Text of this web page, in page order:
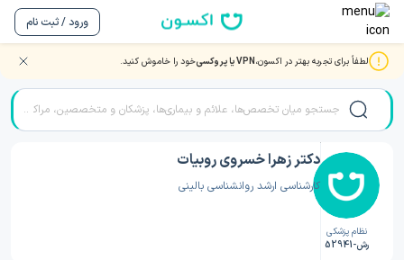
ورود / ثبت نام
لطفاً برای تجربه بهتر در اکسون،VPN یا پروکسی خود را خاموش کنید. صفحه اصلی/دکتر روانشناسی/دکتر زهرا خسروی روبیات
نظام پزشکی
رش-52941
دکتر زهرا خسروی روبیات
کارشناسی ارشد روانشناسی بالینی